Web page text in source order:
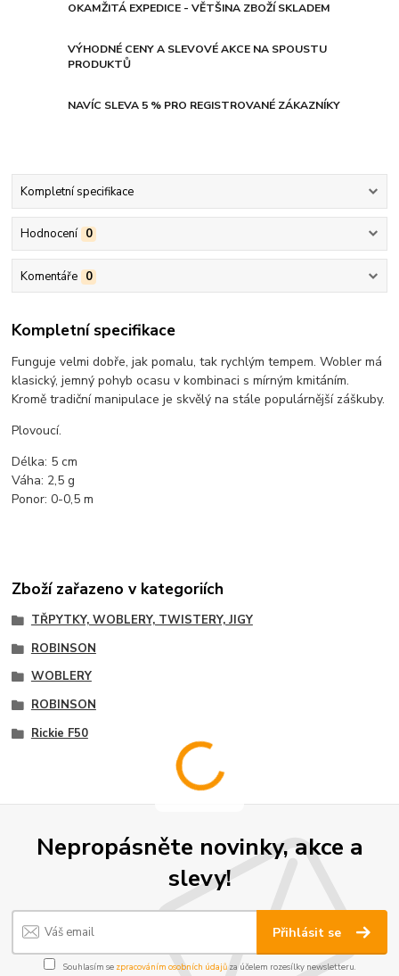
OKAMŽITÁ EXPEDICE - VĚTŠINA ZBOŽÍ SKLADEM
VÝHODNÉ CENY A SLEVOVÉ AKCE NA SPOUSTU
PRODUKTŮ
NAVÍC SLEVA 5 % PRO REGISTROVANÉ ZÁKAZNÍKY
Kompletní specifikace
Hodnocení 0
Komentáře 0
Kompletní specifikace
Funguje velmi dobře, jak pomalu, tak rychlým tempem. Wobler má
klasický, jemný pohyb ocasu v kombinaci s mírným kmitáním.
Kromě tradiční manipulace je skvělý na stále populárnější záškuby.
Plovoucí.
Délka: 5 cm
Váha: 2,5 g
Ponor: 0-0,5 m
Zboží zařazeno v kategoriích
TŘPYTKY, WOBLERY, TWISTERY, JIGY
ROBINSON
WOBLERY
ROBINSON
Rickie F50
Nepropásněte novinky, akce a
slevy!
Přihlásit se
Souhlasím se zpracováním osobních údajůza účelem rozesílky newsletteru.